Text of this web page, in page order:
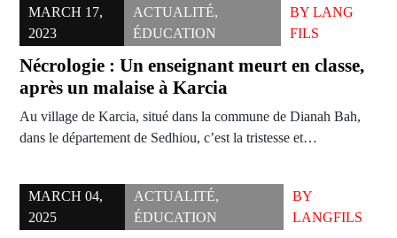
MARCH 17,
2023
ACTUALITÉ,
ÉDUCATION
BYLANG
FILS
Nécrologie : Un enseignant meurt en classe,
après un malaise à Karcia
Au village de Karcia, situé dans la commune de Dianah Bah,
dans le département de Sedhiou, c’est la tristesse et…
MARCH 04,
2025
ACTUALITÉ,
ÉDUCATION
BY
LANGFILS